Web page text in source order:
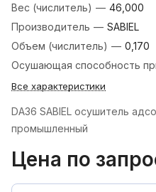
Вес (числитель) — 46,000
Производитель — SABIEL
Объем (числитель) — 0,170
Осушающая способность
Все характеристики
DA36 SABIEL осушитель
промышленный
Цена по